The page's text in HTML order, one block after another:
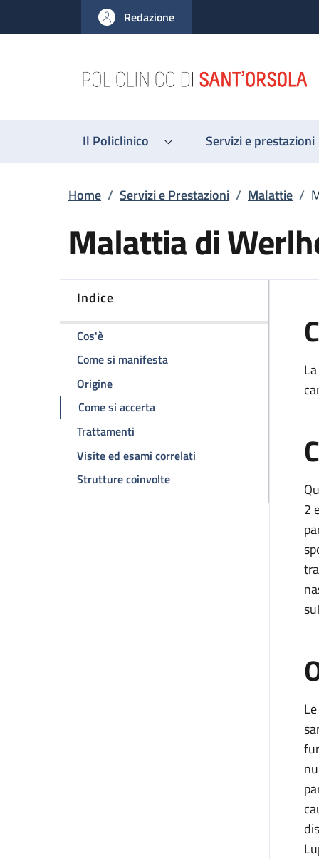
al contenuto principale
to footer content
Redazione
Il Policlinico Servizi e prestazioni
Briciole di pane
Home / Servizi e Prestazioni / Malattie /
Malattia di
Indice
Cos'èdella pagina Malattia di Werlhof
Come si manifestadella pagina Malattia di
Originedella pagina Malattia di Werlhof
Come si accertadella pagina Malattia di Werlhof
Trattamenti
Visite ed esami correlati della pagina Malattia di
Strutture coinvoltedella pagina Malattia di
2